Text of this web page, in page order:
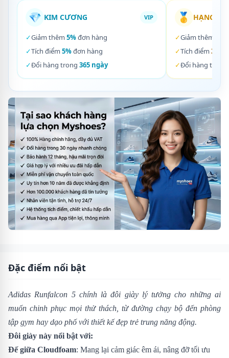
💎 KIM CƯƠNG VIP
✓Giảm thêm 5%đơn hàng
✓Tích điểm 5%đơn hàng
✓Đổi hàng trong 365 ngày
🥇 HẠNG
✓Giảm thêm
✓Tích điểm 3%
✓Đổi hàng trong
Đặc điểm nổi bật
Adidas Runfalcon 5 chính là đôi giày lý tưởng cho những ai
muốn chinh phục mọi thử thách, từ đường chạy bộ đến phòng
tập gym hay dạo phố với thiết kế đẹp trẻ trung năng động.
Đôi giày này nổi bật với:
Đế giữa Cloudfoam: Mang lại cảm giác êm ái, nâng đỡ tối ưu